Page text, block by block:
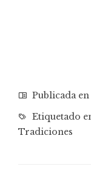
Publicada en
Etiquetado
Tradiciones